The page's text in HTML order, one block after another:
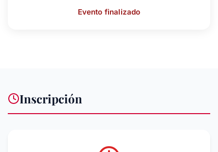
Evento finalizado
Inscripción